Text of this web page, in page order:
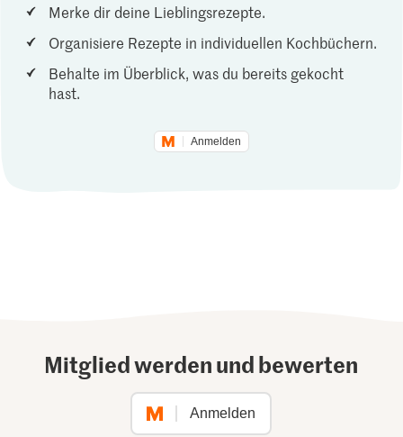
Merke dir deine Lieblingsrezepte.
Organisiere Rezepte in individuellen Kochbüchern.
Behalte im Überblick, was du bereits gekocht
hast.
Anmelden
Mitglied werden und bewerten
Anmelden